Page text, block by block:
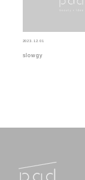
2023.12.01
slowgy